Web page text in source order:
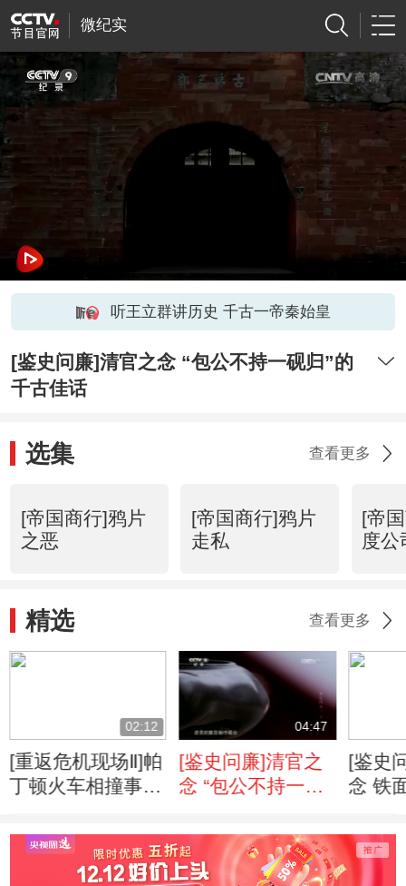
微纪实
听王立群讲历史 千古一帝秦始皇
[鉴史问廉]清官之念 “包公不持一砚归”的
千古佳话
选集 查看更多
[帝国商行]鸦片
之恶
[帝国商行]鸦片
走私
[帝
度公
精选 查看更多
02:12
[重返危机现场Ⅱ]帕
丁顿火车相撞事件
查处理结果
04:47
[鉴史问廉]清官之
念 “包公不持一砚
[鉴史
念 铁